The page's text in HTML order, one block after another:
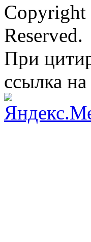
Reserved.
При
ссылка на